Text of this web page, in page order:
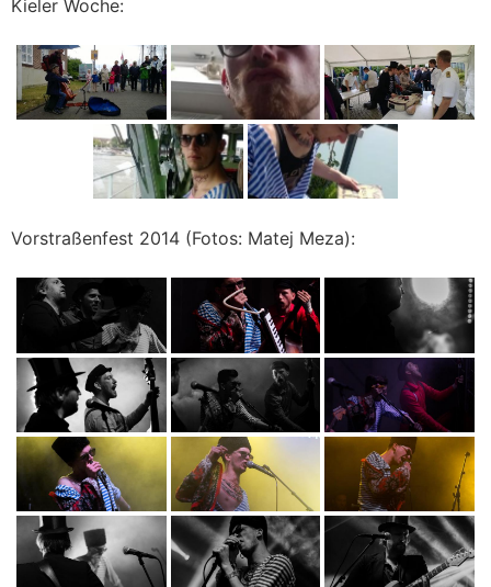
Kieler Woche:
Vorstraßenfest 2014 (Fotos: Matej Meza):